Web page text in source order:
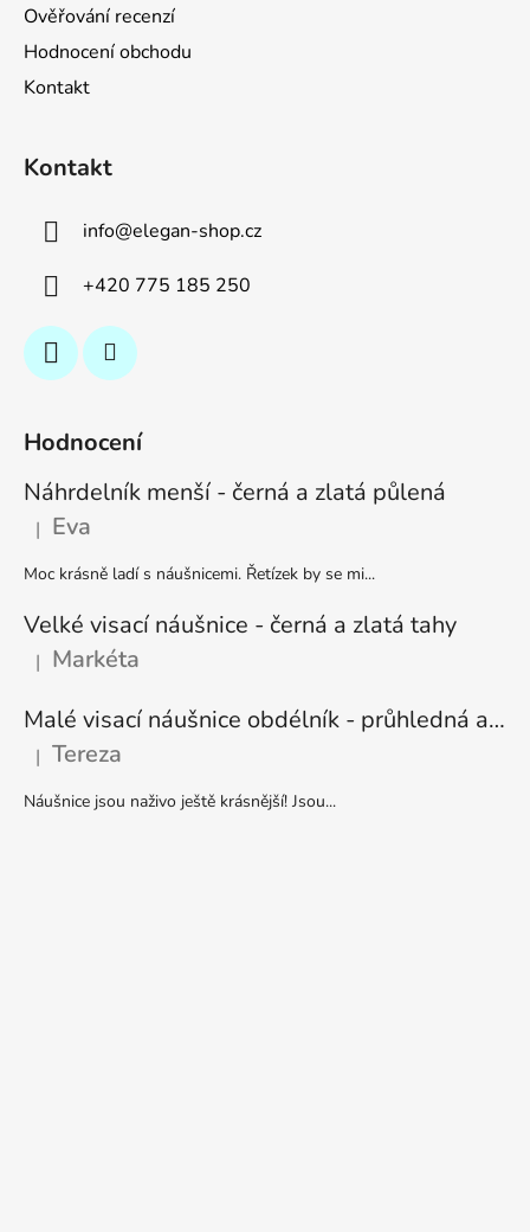
Ověřování recenzí
Hodnocení obchodu
Kontakt
Kontakt
info@elegan-shop.cz
+420 775 185 250
Hodnocení
Náhrdelník menší - černá a zlatá půlená
Hodnocení produktu je 5 z 5 hvězdiček.
| Eva
Moc krásně ladí s náušnicemi. Řetízek by se mi...
Velké visací náušnice - černá a zlatá tahy
Hodnocení produktu je 5 z 5 hvězdiček.
| Markéta
Malé visací náušnice obdélník - průhledná a stříbrná
Hodnocení produktu je 5 z 5 hvězdiček.
| Tereza
Náušnice jsou naživo ještě krásnější! Jsou...